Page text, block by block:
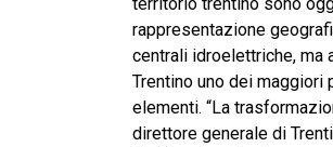
rappresentazione
centrali idroelettriche, ma
Trentino uno dei
elementi. “La
direttore generale di